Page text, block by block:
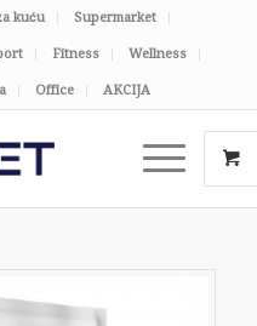
kuću Supermarket
Fitness Wellness
Office AKCIJA